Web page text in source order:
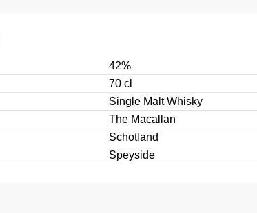
42%
70 cl
Single Malt Whisky
The Macallan
Schotland
Speyside